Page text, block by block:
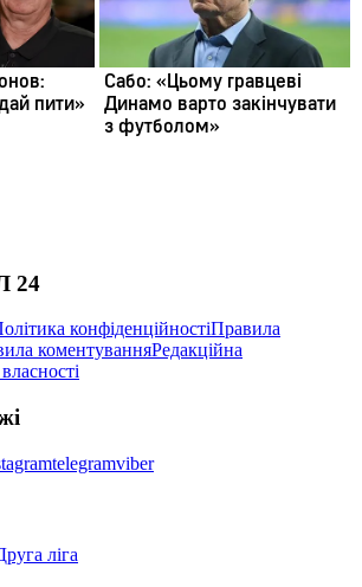
24
конфіденційностіПравила
коментуванняРедакційна
telegramviber
ліга